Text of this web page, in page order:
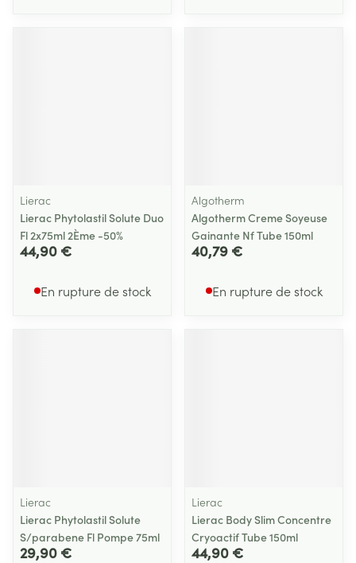
Lierac
Lierac Phytolastil Solute Duo
Fl 2x75ml 2Ème -50%
44,90 €
En rupture de stock
Algotherm
Algotherm Creme Soyeuse
Gainante Nf Tube 150ml
40,79 €
En rupture de stock
Lierac
Lierac Phytolastil Solute
S/parabene Fl Pompe 75ml
29,90 €
Lierac
Lierac Body Slim Concentre
Cryoactif Tube 150ml
44,90 €